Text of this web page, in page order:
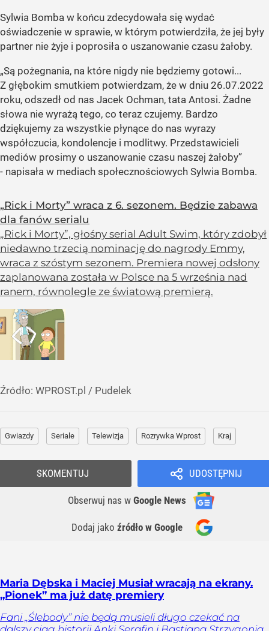
Sylwia Bomba w końcu zdecydowała się wydać
oświadczenie w sprawie, w którym potwierdziła, że jej były
partner nie żyje i poprosiła o uszanowanie czasu żałoby.
„Są pożegnania, na które nigdy nie będziemy gotowi...
Z głębokim smutkiem potwierdzam, że w dniu 26.07.2022
roku, odszedł od nas Jacek Ochman, tata Antosi. Żadne
słowa nie wyrażą tego, co teraz czujemy. Bardzo
dziękujemy za wszystkie płynące do nas wyrazy
współczucia, kondolencje i modlitwy. Przedstawicieli
mediów prosimy o uszanowanie czasu naszej żałoby”
- napisała w mediach społecznościowych Sylwia Bomba.
„Rick i Morty” wraca z 6. sezonem. Będzie zabawa
dla fanów serialu
„Rick i Morty”, głośny serial Adult Swim, który zdobył
niedawno trzecią nominację do nagrody Emmy,
wraca z szóstym sezonem. Premiera nowej odsłony
zaplanowana została w Polsce na 5 września nad
ranem, równolegle ze światową premierą.
Źródło: WPROST.pl / Pudelek
Gwiazdy Seriale Telewizja Rozrywka Wprost Kraj
UDOSTĘPNIJ
Obserwuj nas w Google News
Dodaj jako źródło w Google
SKOMENTUJ
Maria Dębska i Maciej Musiał wracają na ekrany.
„Pionek” ma już datę premiery
Fani „Ślebody” nie będą musieli długo czekać na